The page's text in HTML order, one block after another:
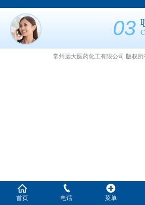
03
常州远大医药化工有限公司 版权所
首页 电话 菜单